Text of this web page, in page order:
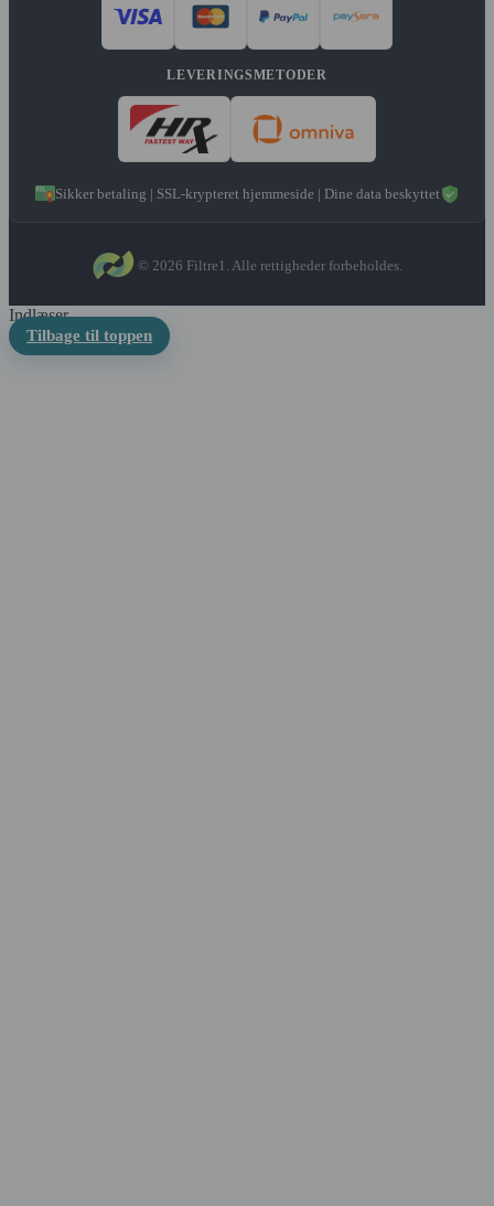
LEVERINGSMETODER
Sikker betaling | SSL-krypteret hjemmeside | Dine data beskyttet
© 2026 Filtre1. Alle rettigheder forbeholdes.
Indlæser...
Tilbage til toppen